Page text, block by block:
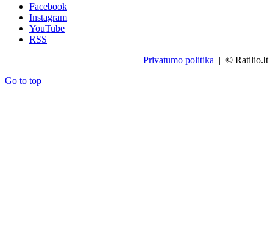
Facebook
Instagram
YouTube
RSS
Privatumo politika | © Ratilio.lt
Go to top